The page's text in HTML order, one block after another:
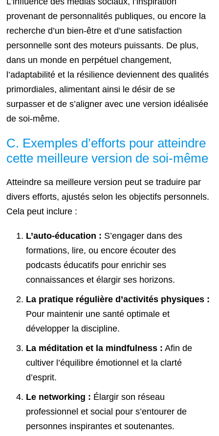
provenant de personnalités publiques, ou encore la
recherche d’un bien-être et d’une satisfaction
personnelle sont des moteurs puissants. De plus,
dans un monde en perpétuel changement,
l’adaptabilité et la résilience deviennent des qualités
primordiales, alimentant ainsi le désir de se
surpasser et de s’aligner avec une version idéalisée
de soi-même.
C. Exemples d’efforts pour atteindre
cette meilleure version de soi-même
Atteindre sa meilleure version peut se traduire par
divers efforts, ajustés selon les objectifs personnels.
Cela peut inclure :
L’auto-éducation : S’engager dans des
formations, lire, ou encore écouter des
podcasts éducatifs pour enrichir ses
connaissances et élargir ses horizons.
La pratique régulière d’activités physiques :
Pour maintenir une santé optimale et
développer la discipline.
La méditation et la mindfulness : Afin de
cultiver l’équilibre émotionnel et la clarté
d’esprit.
Le networking : Élargir son réseau
professionnel et social pour s’entourer de
personnes inspirantes et soutenantes.